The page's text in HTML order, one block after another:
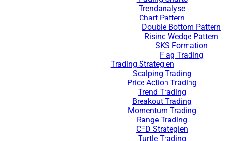
Trendanalyse
Chart Pattern
Double Bottom Pattern
Rising Wedge Pattern
SKS Formation
Flag Trading
Trading Strategien
Scalping Trading
Price Action Trading
Trend Trading
Breakout Trading
Momentum Trading
Range Trading
CFD Strategien
Turtle Trading